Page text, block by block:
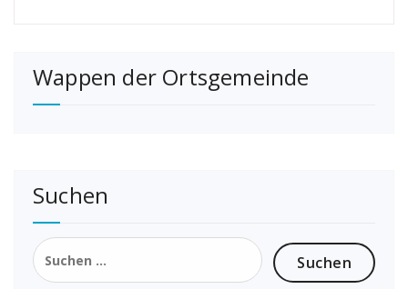
Wappen der Ortsgemeinde
Suchen
Suchen
nach: